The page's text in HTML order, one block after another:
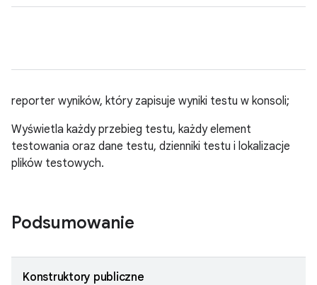
reporter wyników, który zapisuje wyniki testu w konsoli;
Wyświetla każdy przebieg testu, każdy element
testowania oraz dane testu, dzienniki testu i lokalizacje
plików testowych.
Podsumowanie
Konstruktory publiczne